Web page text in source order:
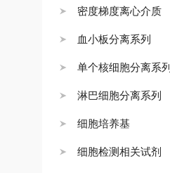
密度梯度离心介质
血小板分离系列
单个核细胞分离系列
淋巴细胞分离系列
细胞培养基
细胞检测相关试剂